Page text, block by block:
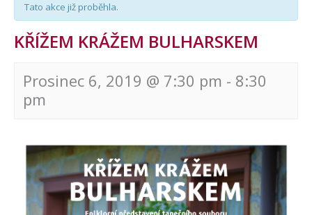
Tato akce již proběhla.
KŘÍŽEM KRÁŽEM BULHARSKEM
Prosinec 6, 2019 @ 7:30 pm - 8:30
pm
pro
akce